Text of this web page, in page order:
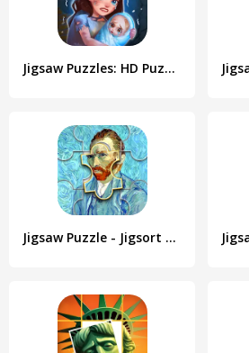
Jigsaw Puzzles: HD Puzzle Game
Jigsaw Puzzle - Jigsort Master